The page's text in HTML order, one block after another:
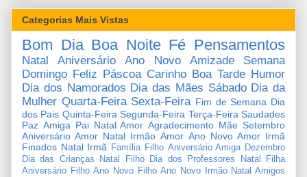
Categorias Mais Vistas
Bom Dia Boa Noite Fé Pensamentos
Natal Aniversário Ano Novo Amizade
Semana
Domingo Feliz Páscoa Carinho Boa Tarde Humor
Dia dos Namorados Dia das Mães Sábado Dia da
Mulher Quarta-Feira Sexta-Feira Fim de Semana Dia
dos Pais Quinta-Feira Segunda-Feira Terça-Feira Saudades
Paz Amiga Pai Natal Amor Agradecimento Mãe Setembro
Aniversário Amor Natal Irmão Amor Ano Novo Amor Irmã
Finados Natal Irmã Família Filho Aniversário Amiga Dezembro
Dia das Crianças
Natal Filho Dia dos Professores
Natal Filha
Aniversário Filho Ano Novo Filho Ano Novo Irmão Natal Amigos